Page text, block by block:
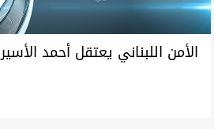
الأمن اللبناني يعتقل أحمد الأسير